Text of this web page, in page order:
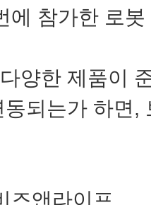
에 참가한 로
양한 제품이
되는가 하면
즈앤라이프